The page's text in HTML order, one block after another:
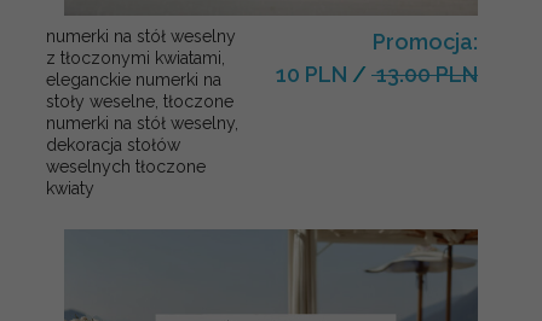
numerki na stół weselny
z tłoczonymi kwiatami,
eleganckie numerki na
stoły weselne, tłoczone
numerki na stół weselny,
dekoracja stołów
weselnych tłoczone
kwiaty
Promocja:
10 PLN / 13.00 PLN